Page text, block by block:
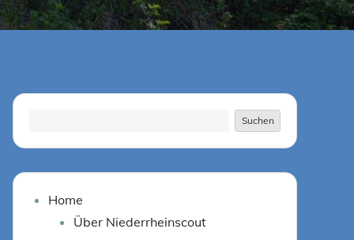
Suchen
Home
Über Niederrheinscout